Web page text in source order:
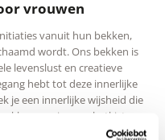
vrouwen
vanuit hun bekken,
wordt. Ons bekken is
levenslust en creatieve
hebt tot deze innerlijke
je een innerlijke wijsheid die
van jouw schatkist en
je als vrouw weer stromen